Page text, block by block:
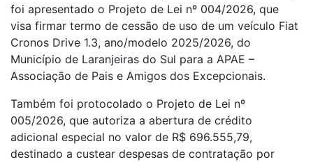
foi apresentado o Projeto de Lei nº 004/2026, que
visa firmar termo de cessão de uso de um veículo Fiat
Cronos Drive 1.3, ano/modelo 2025/2026, do
Município de Laranjeiras do Sul para a APAE –
Associação de Pais e Amigos dos Excepcionais.
Também foi protocolado o Projeto de Lei nº
005/2026, que autoriza a abertura de crédito
adicional especial no valor de R$ 696.555,79,
destinado a custear despesas de contratação por